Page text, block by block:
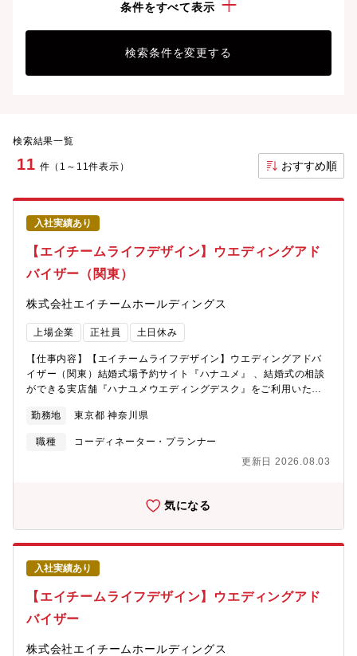
条件をすべて表示
検索条件を変更する
検索結果一覧
11 件（1～11件表示） おすすめ順
入社実績あり
【エイチームライフデザイン】ウエディングアド
バイザー（関東）
株式会社エイチームホールディングス
上場企業 正社員 土日休み
【仕事内容】【エイチームライフデザイン】ウエディングアドバ
イザー（関東）結婚式場予約サイト『ハナユメ』 、結婚式の相談
ができる実店舗『ハナユメウエディングデスク』をご利用いただ
手配～ご成約までをサポートしていただきます。●ご来店またはオ
ンラインで、お客様の希望条件にマッチした結婚式場のご提案、
見学手配・接客は1組あたり約2時間（1日2～4組ほど）・接客以
外の時間は、接客後のお客様へLINEや電話を通じて見学後の不安
バイス◆具体的には配属先の店舗は3～10名程度のチームで構成さ
職、販売職など様々です。明るくチームで働くことが好きな人が
す。入社後、まずは接客デビューに向けて研修を行います。一定
きます。将来的には、店舗の運営予算管理をする店長やエリア全
体の運営管理をするエリアマネージャー、または自身の接客スキ
ー・リードアドバイザーとして活躍いただけることを期待しま
勤務地 東京都 神奈川県
職種
コーディネーター・プランナー
更新日 2026.08.03
気になる
入社実績あり
【エイチームライフデザイン】ウエディングアド
バイザー
株式会社エイチームホールディングス